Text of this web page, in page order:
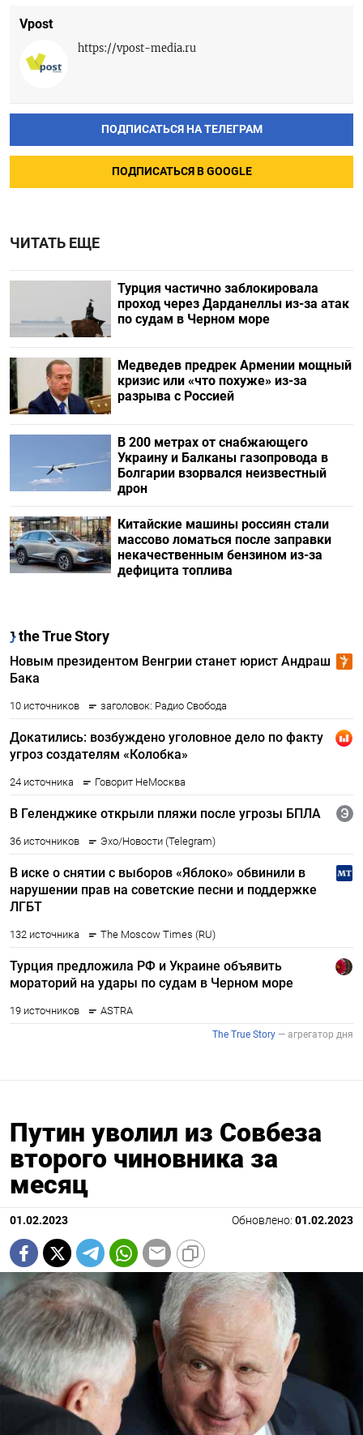
Vpost
https://vpost-media.ru
ПОДПИСАТЬСЯ НА ТЕЛЕГРАМ
ПОДПИСАТЬСЯ В GOOGLE
ЧИТАТЬ ЕЩЕ
Турция частично заблокировала
проход через Дарданеллы из-за атак
по судам в Черном море
Медведев предрек Армении мощный
кризис или «что похуже» из-за
разрыва с Россией
В 200 метрах от снабжающего
Украину и Балканы газопровода в
Болгарии взорвался неизвестный
дрон
Китайские машины россиян стали
массово ломаться после заправки
некачественным бензином из-за
дефицита топлива
Путин уволил из Совбеза
второго чиновника за
месяц
01.02.2023 Обновлено: 01.02.2023